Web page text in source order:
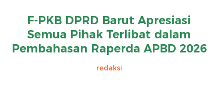
F-PKB DPRD Barut Apresiasi
Semua Pihak Terlibat dalam
Pembahasan Raperda APBD 2026
redaksi